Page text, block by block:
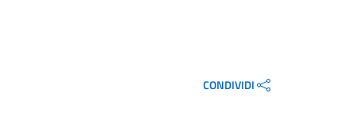
CONDIVIDI